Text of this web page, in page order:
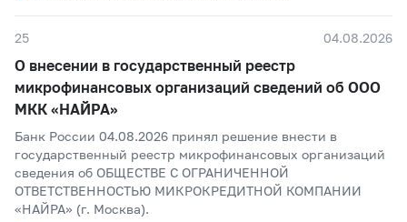
25 04.08.2026
О внесении в государственный реестр
микрофинансовых организаций сведений об ООО
МКК «НАЙРА»
Банк России 04.08.2026 принял решение внести в
государственный реестр микрофинансовых организаций
сведения об ОБЩЕСТВЕ С ОГРАНИЧЕННОЙ
ОТВЕТСТВЕННОСТЬЮ МИКРОКРЕДИТНОЙ КОМПАНИИ
«НАЙРА» (г. Москва).